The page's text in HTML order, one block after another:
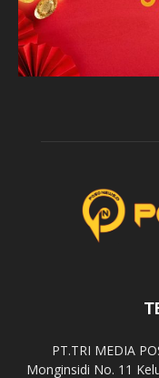
PT.TRI MEDIA
Monginsidi No. 11